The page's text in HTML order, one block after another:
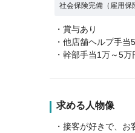
社会保険完備（雇用保
・賞与あり
・他店舗ヘルプ手当
・幹部手当1万～5万
求める人物像
・接客が好きで、